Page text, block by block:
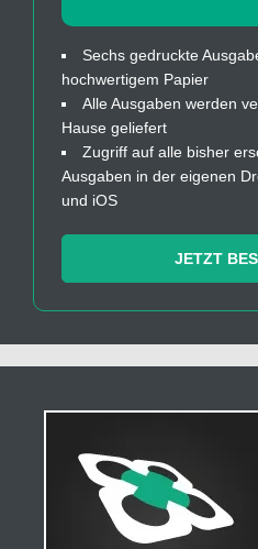
Sechs gedruckte
hochwertigem Papier
Alle Ausgaben werden
Hause geliefert
Zugriff auf alle bisher
Ausgaben in der eigenen
und iOS
JETZT